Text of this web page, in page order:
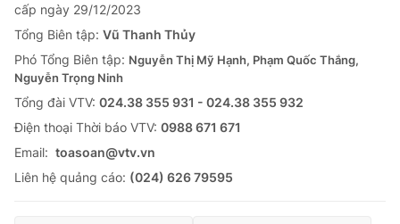
cấp ngày 29/12/2023
Tổng Biên tập: Vũ Thanh Thủy
Phó Tổng Biên tập: Nguyễn Thị Mỹ Hạnh, Phạm Quốc Thắng,
Nguyễn Trọng Ninh
Tổng đài VTV: 024.38 355 931 - 024.38 355 932
Ðiện thoại Thời báo VTV: 0988 671 671
Email: toasoan@vtv.vn
Liên hệ quảng cáo: (024) 626 79595